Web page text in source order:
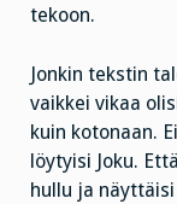
tekoon.
Jonkin tekstin
vaikkei vikaa
kuin kotonaan.
löytyisi Joku.
hullu ja